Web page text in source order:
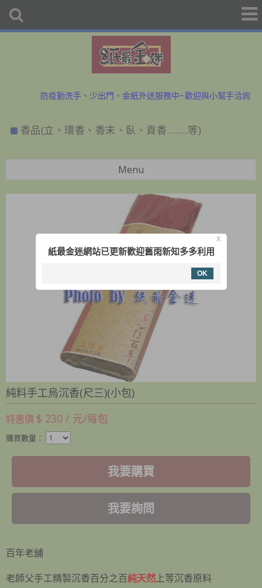
初二、十六拜拜金紙香燭外送、宅配服務歡迎預購洽詢
防疫勤洗手、少出門，金紙外送服務中~歡迎與小幫手洽詢
防疫勤洗手、少出門，金紙外送服務中~歡迎與小幫手洽詢
香品(立、環香、香末、臥、貢香........等)
Menu
純料手工烏沉香(尺三)(小包)
特惠價 $ 230 / 元/每包
購買數量：
我要購買
我要詢問
百年老舖
老師父手工精製沉香 百分之百純天然 上等沉香原料
X
紙最金迷網站已更新歡迎舊雨新知多多利用
OK